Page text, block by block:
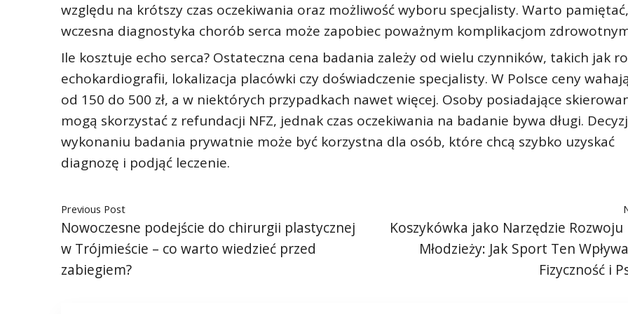
względu na krótszy czas oczekiwania oraz możliwość wyboru specjalisty. Warto
wczesna diagnostyka chorób serca może zapobiec poważnym komplikacjom
Ile kosztuje echo serca? Ostateczna cena badania zależy od wielu czynników, takich jak
echokardiografii, lokalizacja placówki czy doświadczenie specjalisty. W Polsce ceny
od 150 do 500 zł, a w niektórych przypadkach nawet więcej. Osoby posiadające
mogą skorzystać z refundacji NFZ, jednak czas oczekiwania na badanie bywa długi.
wykonaniu badania prywatnie może być korzystna dla osób, które chcą szybko uzyskać
diagnozę i podjąć leczenie.
Previous Post
Nowoczesne podejście do chirurgii plastycznej
w Trójmieście – co warto wiedzieć przed
zabiegiem?
Koszykówka jako Narzędzie Rozwoju
Młodzieży: Jak Sport Ten
Fizyczność i